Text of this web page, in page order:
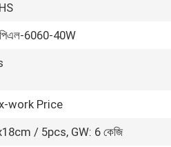
6060-40W
work Price
/ 5pcs, GW: 6 কেজি